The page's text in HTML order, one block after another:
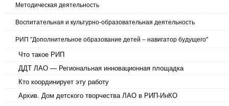
Методическая деятельность
Воспитательная и культурно-образовательная деятельность
РИП "Дополнительное образование детей – навигатор будущего"
Что такое РИП
ДДТ ЛАО — Региональная инновационная площадка
Кто координирует эту работу
Архив. Дом детского творчества ЛАО в РИП-ИнКО